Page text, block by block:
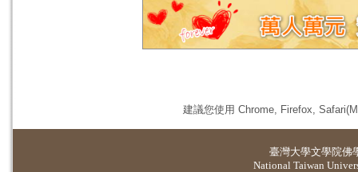
建議您使用 Chrome, Firefox,
臺灣大學文學院佛
National Taiwan